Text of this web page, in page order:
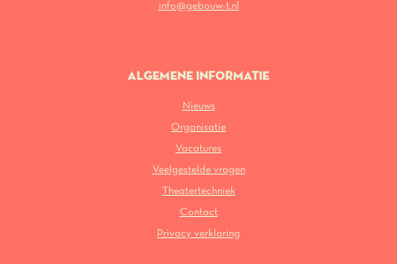
info@gebouw-t.nl
ALGEMENE INFORMATIE
Nieuws
Organisatie
Vacatures
Veelgestelde vragen
Theatertechniek
Contact
Privacy verklaring